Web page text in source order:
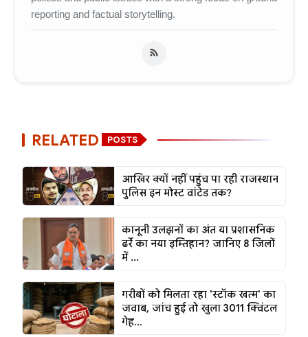
reporting and factual storytelling.
RELATED POSTS
आखिर क्यों नहीं पहुंच पा रही राजस्थान
पुलिस इन मोस्ट वांटेड तक?
कानूनी उलझनों का अंत या प्रशासनिक
ढर्रे का नया इम्तिहान? जानिए 8 जिलों
में ...
गरीबों को मिलता रहा 'स्टॉक खत्म' का
जवाब, जांच हुई तो खुला 3011 क्विंटल
गेह...